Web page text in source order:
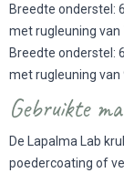
Breedte onderstel:
met rugleuning van
Breedte onderstel:
met rugleuning van
Gebruikte
De Lapalma Lab
poedercoating of